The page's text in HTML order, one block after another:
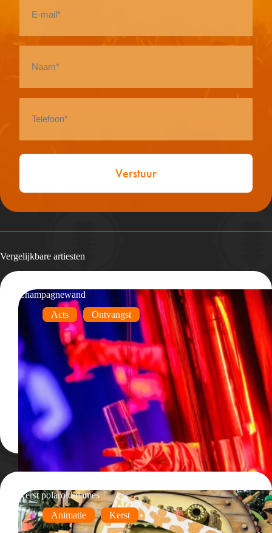
mail
Vergelijkbare artiesten
Champagnewand
Acts
Ontvangst
Kerst polaroid dames
Animatie
Kerst